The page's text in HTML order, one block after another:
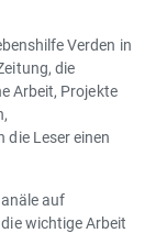
Verden in
die
Arbeit, Projekte
die Leser einen
auf
wichtige Arbeit